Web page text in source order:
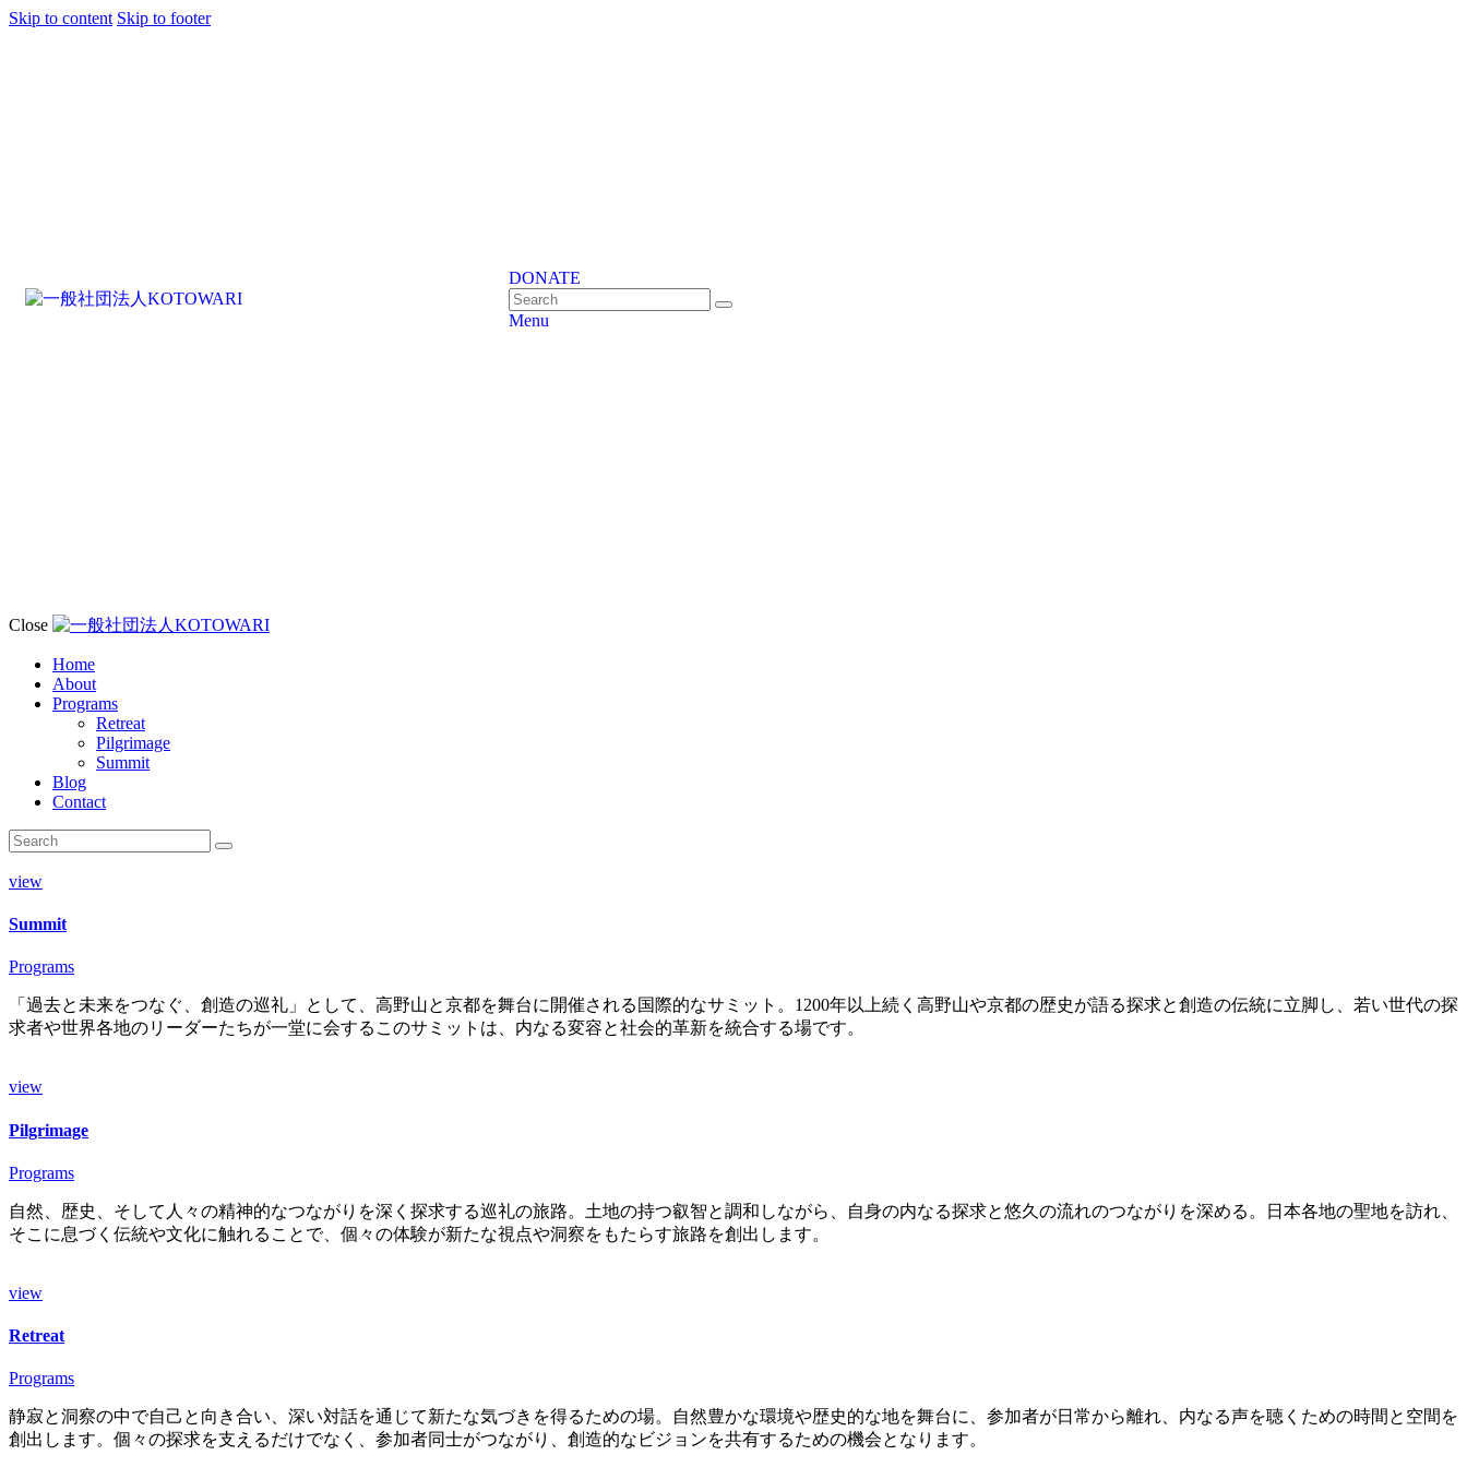
Skip to content Skip to footer
DONATE
Menu
Close
Home
About
Programs
Retreat
Pilgrimage
Summit
Blog
Contact
view
Summit
Programs
「過去と未来をつなぐ、創造の巡礼」として、高野山と京都を舞台に開催される国際的なサミット。1200年以上続く高野山や京都の歴史が語る探求と創造の伝統に立脚し、若い世代の探
求者や世界各地のリーダーたちが一堂に会するこのサミットは、内なる変容と社会的革新を統合する場です。
view
Pilgrimage
Programs
自然、歴史、そして人々の精神的なつながりを深く探求する巡礼の旅路。土地の持つ叡智と調和しながら、自身の内なる探求と悠久の流れのつながりを深める。日本各地の聖地を訪れ、
そこに息づく伝統や文化に触れることで、個々の体験が新たな視点や洞察をもたらす旅路を創出します。
view
Retreat
Programs
静寂と洞察の中で自己と向き合い、深い対話を通じて新たな気づきを得るための場。自然豊かな環境や歴史的な地を舞台に、参加者が日常から離れ、内なる声を聴くための時間と空間を
創出します。個々の探求を支えるだけでなく、参加者同士がつながり、創造的なビジョンを共有するための機会となります。